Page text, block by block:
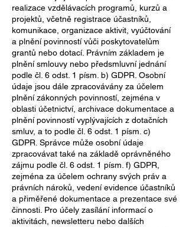
realizace vzdělávacích programů, kurzů a
projektů, včetně registrace účastníků,
komunikace, organizace aktivit, vyúčtování
a plnění povinností vůči poskytovatelům
grantů nebo dotací. Právním základem je
plnění smlouvy nebo předsmluvní jednání
podle čl. 6 odst. 1 písm. b) GDPR. Osobní
údaje jsou dále zpracovávány za účelem
plnění zákonných povinností, zejména v
oblasti účetnictví, archivace dokumentace a
plnění povinností vyplývajících z dotačních
smluv, a to podle čl. 6 odst. 1 písm. c)
GDPR. Správce může osobní údaje
zpracovávat také na základě oprávněného
zájmu podle čl. 6 odst. 1 písm. f) GDPR,
zejména za účelem ochrany svých práv a
právních nároků, vedení evidence účastníků
a přiměřené dokumentace a prezentace své
činnosti. Pro účely zasílání informací o
aktivitách, newsletteru nebo dalších